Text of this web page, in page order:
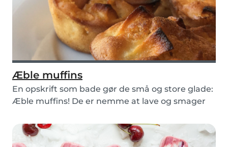
Æble muffins
En opskrift som bade gør de små og store glade:
Æble muffins! De er nemme at lave og smager